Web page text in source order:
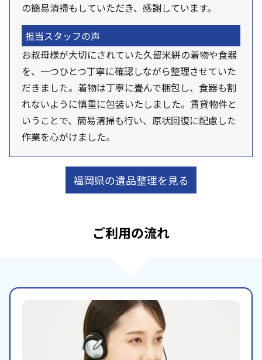
の簡易清掃もしていただき、感謝しています。
担当スタッフの声
お叔母様が大切にされていた久留米絣の着物や食器
を、一つひとつ丁寧に確認しながら整理させていた
だきました。着物は丁寧に畳んで梱包し、食器も割
れないように慎重に包装いたしました。賃貸物件と
いうことで、簡易清掃も行い、原状回復に配慮した
作業を心がけました。
福岡県の遺品整理を見る
ご利用の流れ